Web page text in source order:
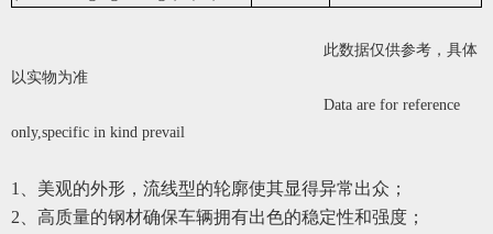
此数据仅供参考，具体
以实物为准
Data are for reference
only,specific in kind prevail
1
、美观的外形，流线型的轮廓使其显得异常出众；
2 、高质量的钢材确保车辆拥有出色的稳定性和强度；